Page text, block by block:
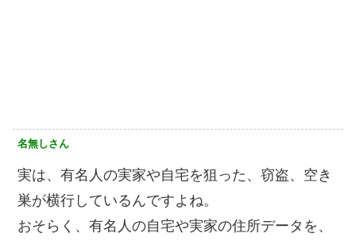
名無しさん
実は、有名人の実家や自宅を狙った、窃盗、空き
巣が横行しているんですよね。
おそらく、有名人の自宅や実家の住所データを、